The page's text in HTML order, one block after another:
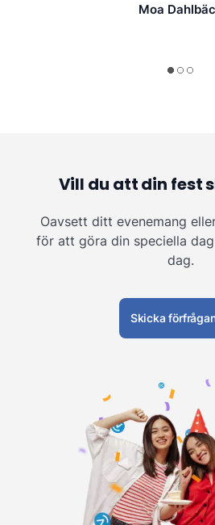
Moa
Vill du att din fest
Oavsett ditt evenemang
för att göra din speciella
dag.
Skicka